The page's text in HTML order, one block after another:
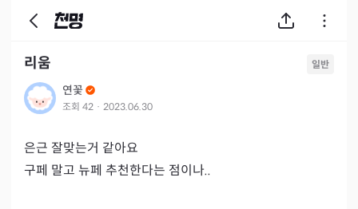
리움 일반
연꽃
조회 42 · 2023.06.30
은근 잘맞는거 같아요
구페 말고 뉴페 추천한다는 점이나..